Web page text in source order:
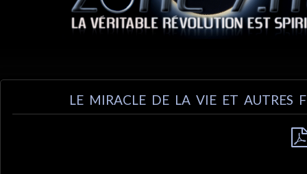
LE MIRACLE DE LA VIE ET AUTRES